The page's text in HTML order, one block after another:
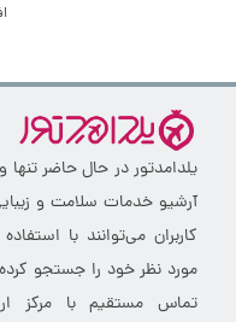
یلدامدتور در حال حاضر
آرشیو خدمات سلامت و
کاربران می‌توانند با
مورد نظر خود را جستجو
تماس مستقیم با مرکز